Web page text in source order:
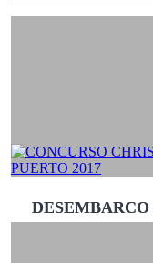
DESEMBARCO